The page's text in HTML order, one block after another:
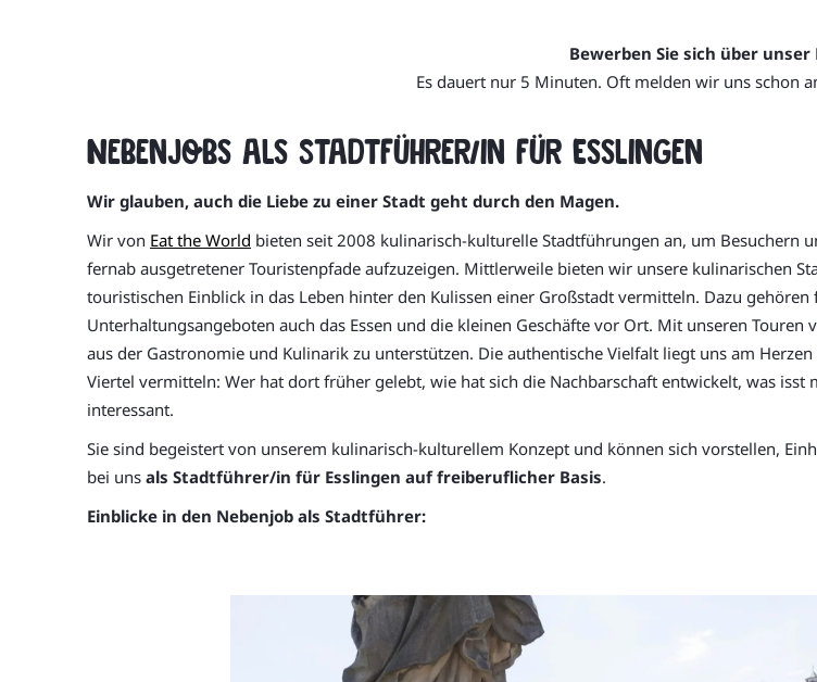
Bewerben Sie sich über unser
Es dauert nur 5 Minuten. Oft melden wir uns schon
Nebenjobs als Stadtführer/in für Esslingen
Wir glauben, auch die Liebe zu einer Stadt geht durch den Magen.
Wir von Eat the World bieten seit 2008 kulinarisch-kulturelle Stadtführungen an, um Besuchern
fernab ausgetretener Touristenpfade aufzuzeigen. Mittlerweile bieten wir unsere kulinarischen
touristischen Einblick in das Leben hinter den Kulissen einer Großstadt vermitteln. Dazu
Unterhaltungsangeboten auch das Essen und die kleinen Geschäfte vor Ort. Mit unseren
aus der Gastronomie und Kulinarik zu unterstützen. Die authentische Vielfalt liegt uns am
Viertel vermitteln: Wer hat dort früher gelebt, wie hat sich die Nachbarschaft entwickelt, was
interessant.
Sie sind begeistert von unserem kulinarisch-kulturellem Konzept und können sich vorstellen,
bei uns als Stadtführer/in für Esslingen auf freiberuflicher Basis.
Einblicke in den Nebenjob als Stadtführer: